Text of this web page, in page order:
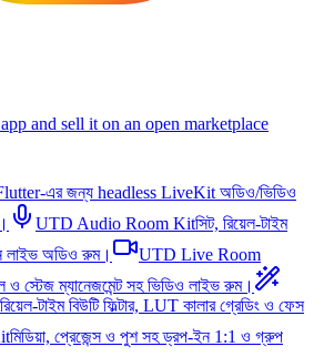
and sell it on an open marketplace
এর জন্য headless LiveKit অডিও/ভিডিও
UTD Audio Room Kitসিট, রিয়েল-টাইম
লাইভ অডিও রুম।
UTD Live Room
ও স্টেজ ম্যানেজমেন্ট সহ ভিডিও লাইভ রুম।
রিয়েল-টাইম বিউটি ফিল্টার, LUT কালার গ্রেডিং ও ফেস
মিডিয়া, প্রেজেন্স ও পুশ সহ ড্রপ-ইন 1:1 ও গ্রুপ